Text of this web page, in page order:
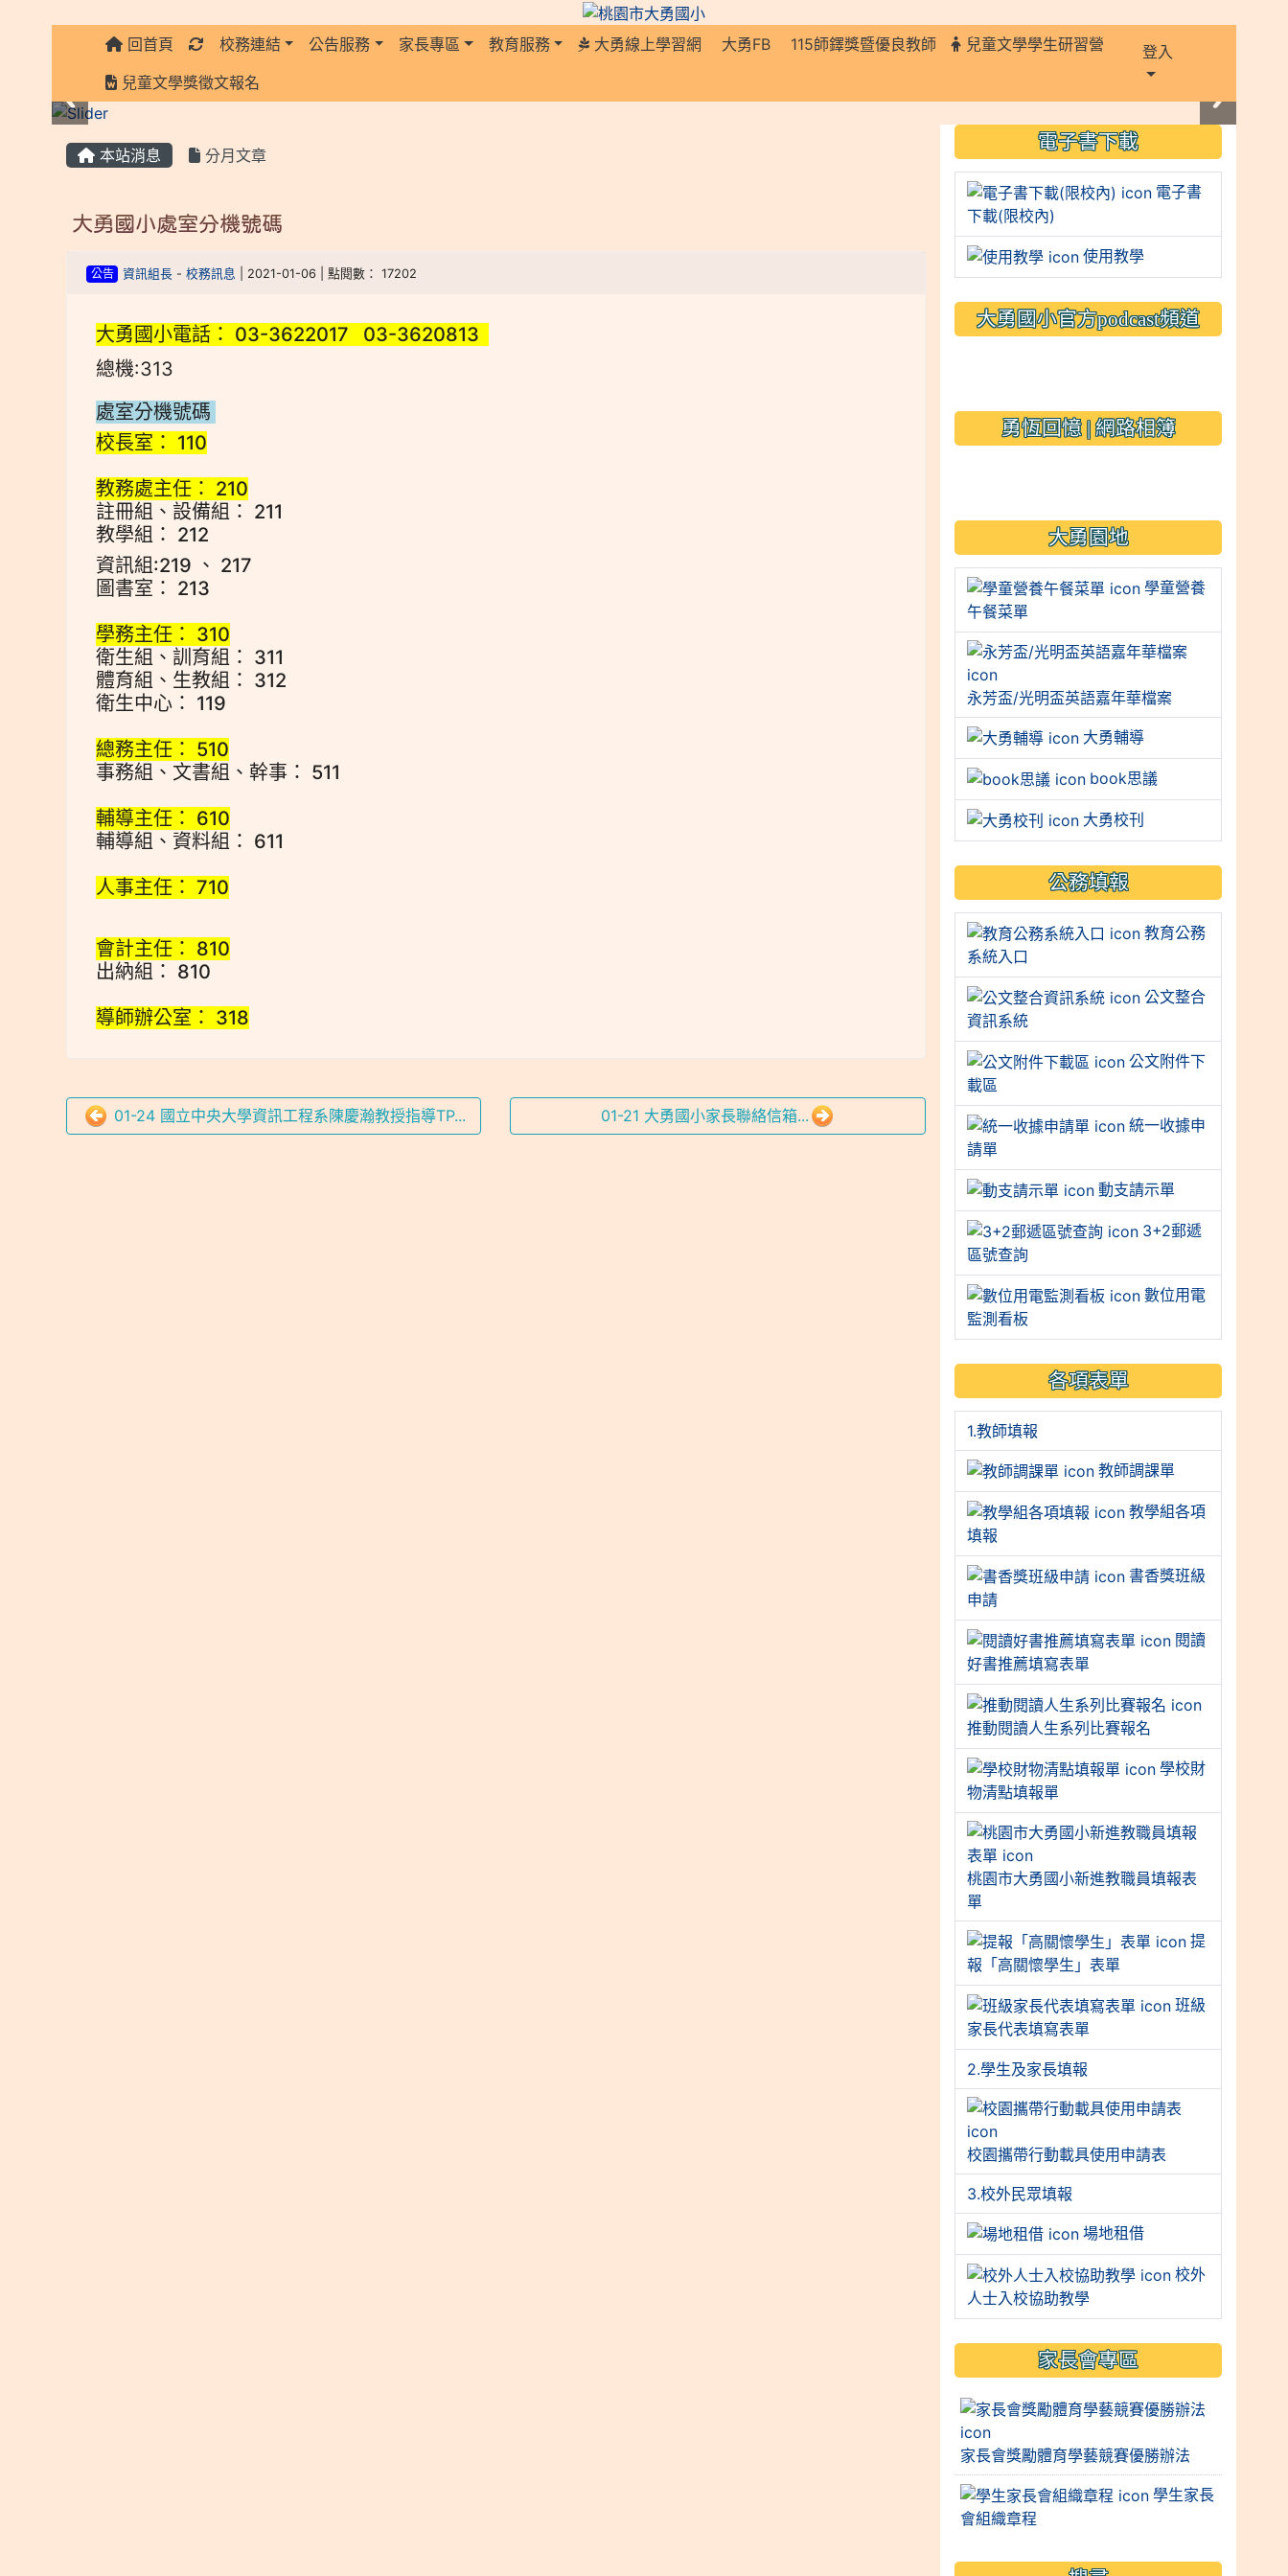
回首頁 校務連結 公告服務 家長專區 教育服務 大勇線上學習網 大勇FB 115師鐸獎暨優良教師
兒童文學學生研習營
兒童文學獎徵文報名
登入
本站消息 分月文章
大勇國小處室分機號碼
公告 資訊組長 -校務訊息 | 2021-01-06 | 點閱數： 17202
大勇國小電話： 03-3622017 03-3620813
總機:313
處室分機號碼
校長室： 110
教務處主任： 210
註冊組、設備組： 211
教學組： 212
資訊組:219 、 217
圖書室： 213
學務主任： 310
衛生組、訓育組： 311
體育組、生教組： 312
衛生中心： 119
總務主任： 510
事務組、文書組、幹事： 511
輔導主任： 610
輔導組、資料組： 611
人事主任： 710
會計主任： 810
出納組： 810
導師辦公室： 318
01-24 國立中央大學資訊工程系陳慶瀚教授指導TP... 01-21 大勇國小家長聯絡信箱...
::: 電子書下載
電子書
下載(限校內)
使用教學
大勇國小官方podcast頻道
勇恆回憶 | 網路相簿
大勇園地
學童營養
午餐菜單
永芳盃/光明盃英語嘉年華檔案
大勇輔導
book思議
大勇校刊
公務填報
教育公務
系統入口
公文整合
資訊系統
公文附件下
載區
統一收據申
請單
動支請示單
3+2郵遞
區號查詢
數位用電
監測看板
各項表單
1.教師填報
教師調課單
教學組各項
填報
書香獎班級
申請
閱讀
好書推薦填寫表單
推動閱讀人生系列比賽報名
學校財
物清點填報單
桃園市大勇國小新進教職員填報表
單
提
報「高關懷學生」表單
班級
家長代表填寫表單
2.學生及家長填報
校園攜帶行動載具使用申請表
3.校外民眾填報
場地租借
校外
人士入校協助教學
家長會專區
家長會獎勵體育學藝競賽優勝辦法
學生家長
會組織章程